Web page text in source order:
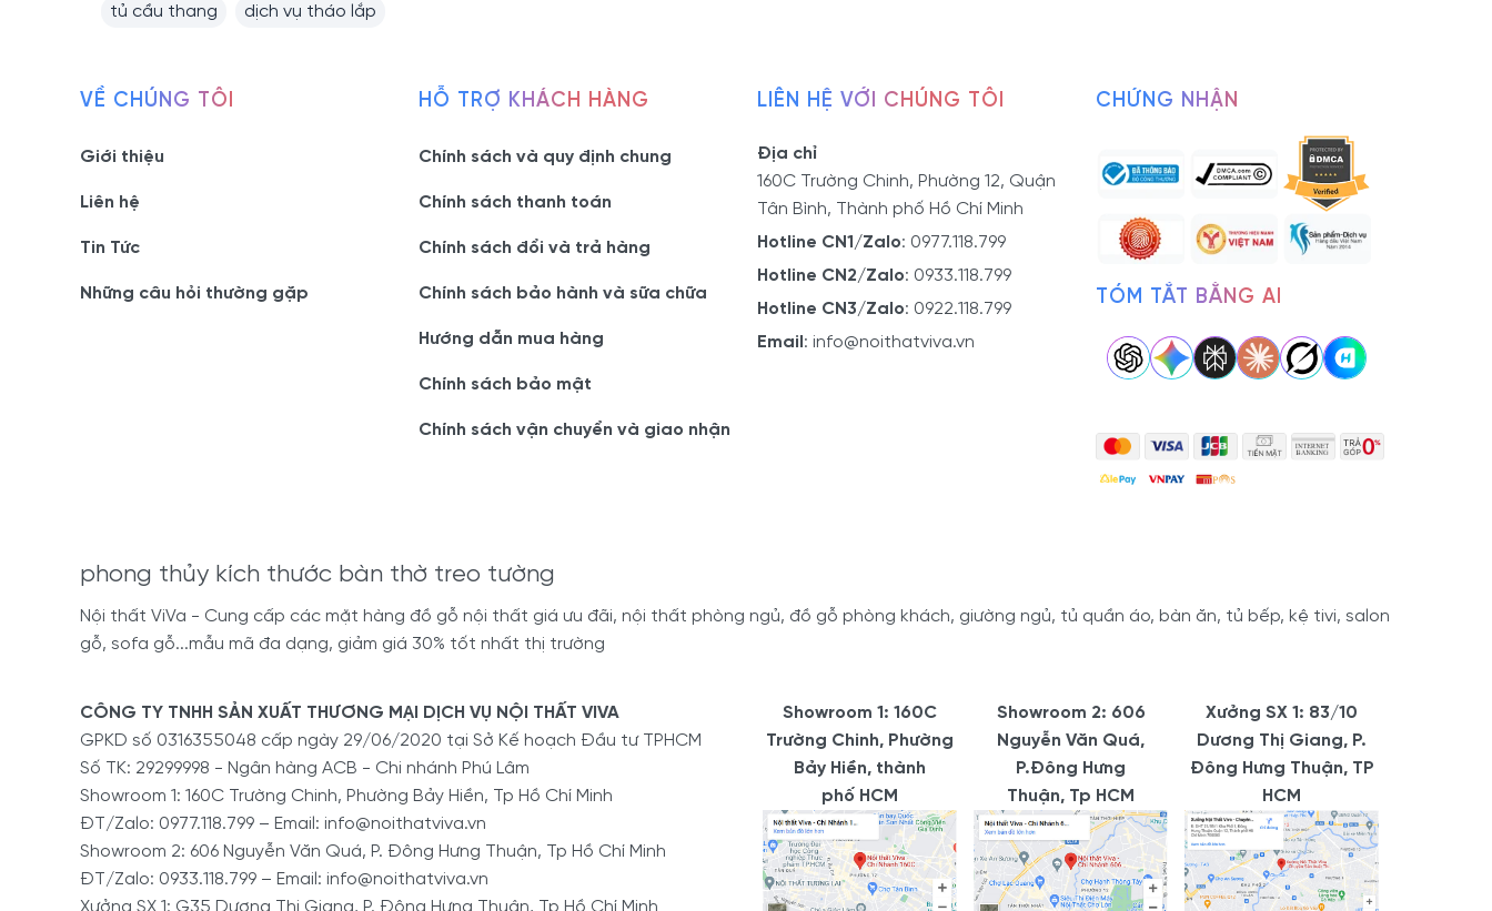
tủ cầu thang dịch vụ tháo lắp
phong thủy kích thước bàn thờ treo tường
Nội thất ViVa - Cung cấp các mặt hàng đồ gỗ nội thất giá ưu đãi, nội thất phòng ngủ, đồ gỗ phòng khách, giường ngủ, tủ quần áo, bàn ăn, tủ bếp, kệ tivi, salon
gỗ, sofa gỗ...mẫu mã đa dạng, giảm giá 30% tốt nhất thị trường
VỀ CHÚNG TÔI
Giới thiệu
Liên hệ
Tin Tức
Những câu hỏi thường gặp
HỖ TRỢ KHÁCH HÀNG
Chính sách và quy định chung
Chính sách thanh toán
Chính sách đổi và trả hàng
Chính sách bảo hành và sữa chữa
Hướng dẫn mua hàng
Chính sách bảo mật
Chính sách vận chuyển và giao nhận
LIÊN HỆ VỚI CHÚNG TÔI
Địa chỉ
160C Trường Chinh, Phường 12, Quận
Tân Bình, Thành phố Hồ Chí Minh
Hotline CN1/Zalo: 0977.118.799
Hotline CN2/Zalo: 0933.118.799
Hotline CN3/Zalo: 0922.118.799
Email : info@noithatviva.vn
CHỨNG NHẬN
TÓM TẮT BẰNG AI
CÔNG TY TNHH SẢN XUẤT THƯƠNG MẠI DỊCH VỤ NỘI THẤT VIVA
GPKD số 0316355048 cấp ngày 29/06/2020 tại Sở Kế hoạch Đầu tư TPHCM
Số TK: 29299998 - Ngân hàng ACB - Chi nhánh Phú Lâm
Showroom 1: 160C Trường Chinh, Phường Bảy Hiền, Tp Hồ Chí Minh
ĐT/Zalo: 0977.118.799 – Email: info@noithatviva.vn
Showroom 2: 606 Nguyễn Văn Quá, P. Đông Hưng Thuận, Tp Hồ Chí Minh
ĐT/Zalo: 0933.118.799 – Email: info@noithatviva.vn
Xưởng SX 1: G35 Dương Thị Giang, P. Đông Hưng Thuận, Tp Hồ Chí Minh
Showroom 1: 160C
Trường Chinh, Phường
Bảy Hiền, thành
phố HCM
Showroom 2: 606
Nguyễn Văn Quá,
P.Đông Hưng
Thuận, Tp HCM
Xưởng SX 1: 83/10
Dương Thị Giang, P.
Đông Hưng Thuận, TP
HCM